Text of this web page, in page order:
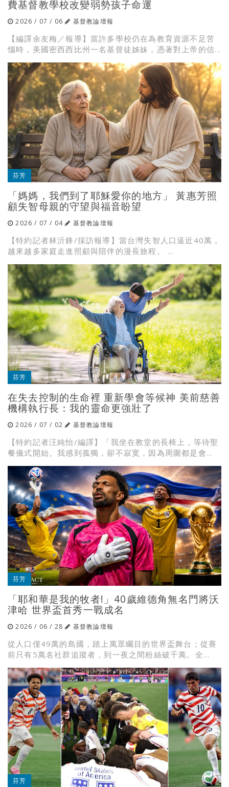
費基督教學校改變弱勢孩子命運
2026 / 07 / 06 基督教論壇報
【編譯余友梅／報導】當許多學校仍在為教育資源不足苦
惱時，美國密西西比州一名基督徒姊妹，憑著對上帝的信...
芬芳
「媽媽，我們到了耶穌愛你的地方」 黃惠芳照
顧失智母親的守望與福音盼望
2026 / 07 / 04 基督教論壇報
【特約記者林沂鋒/採訪報導】當台灣失智人口逼近40萬，
越來越多家庭走進照顧與陪伴的漫長旅程。 ...
芬芳
在失去控制的生命裡 重新學會等候神 美前慈善
機構執行長：我的靈命更強壯了
2026 / 07 / 02 基督教論壇報
【特約記者汪純怡/編譯】「我坐在教堂的長椅上，等待聖
餐儀式開始。我感到孤獨，卻不寂寞，因為周圍都是會...
芬芳
「耶和華是我的牧者!」40歲維德角無名門將沃
津哈 世界盃首秀一戰成名
2026 / 06 / 28 基督教論壇報
從人口僅49萬的島國，踏上萬眾矚目的世界盃舞台；從賽
前只有5萬名社群追蹤者，到一夜之間粉絲破千萬。全...
芬芳